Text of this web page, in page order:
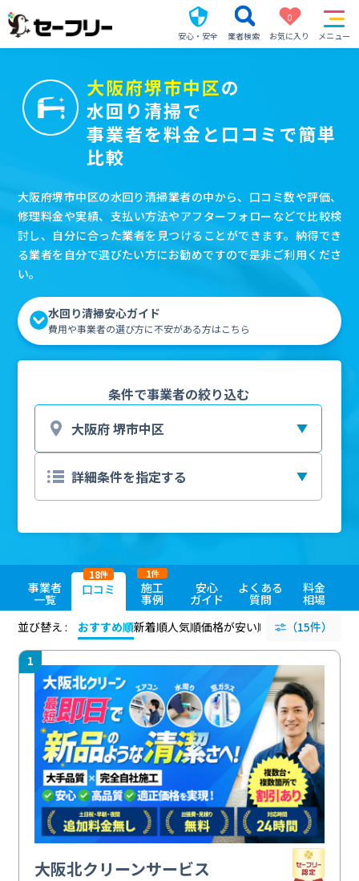
安心・安全 業者検索
0
お気に入り
メニュー
大阪府堺市中区の
水回り清掃で
事業者を料金と口コミで簡単
比較
大阪府堺市中区の水回り清掃業者の中から、口コミ数や評価、
修理料金や実績、支払い方法やアフターフォローなどで比較検
討し、自分に合った業者を見つけることができます。納得でき
る業者を自分で選びたい方にお勧めですので是非ご利用くださ
い。
水回り清掃安心ガイド
費用や事業者の選び方に不安がある方はこちら
条件で事業者の絞り込む
事業者
一覧
口コミ
18件
施工
事例
1件
安心
ガイド
よくある
質問
料金
相場
並び替え :
おすすめ順新着順人気順価格が安い順 評価が高い順
（15件）
1
大阪北クリーンサービス